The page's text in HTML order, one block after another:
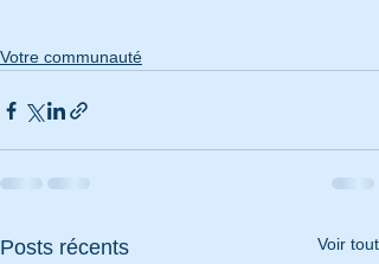
Votre communauté
Posts récents Voir tout